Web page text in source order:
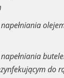
do